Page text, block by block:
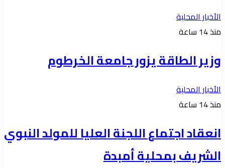
الأخبار المحلية
منذ 14 ساعة
وزير الطاقة يزور جامعة الخرطوم
الأخبار المحلية
منذ 14 ساعة
انعقاد اجتماع اللجنة العليا للمولد النبوي
الشريف بمحلية أمبدة